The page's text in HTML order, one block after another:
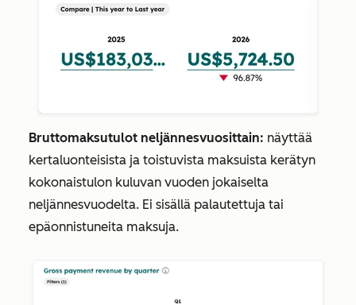
Bruttomaksutulot neljännesvuosittain: näyttää
kertaluonteisista ja toistuvista maksuista kerätyn
kokonaistulon kuluvan vuoden jokaiselta
neljännesvuodelta. Ei sisällä palautettuja tai
epäonnistuneita maksuja.